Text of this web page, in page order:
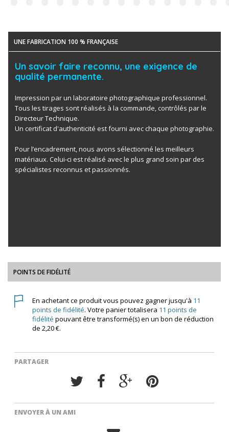
UNE FABRICATION 100 % FRANÇAISE
Un savoir faire reconnu, une exigence de
qualité permanente.
Impression par un laboratoire photographique professionnel.
Tous les tirages sont réalisés à la commande, contrôlés par le
Directeur Technique.
Un certificat d'authenticité est fourni avec chaque photographie.
Pour l’encadrement, nous avons sélectionné les meilleurs
matériaux. Celui-ci est réalisé avec le plus grand soin par des
spécialistes reconnus et passionnés.
POINTS DE FIDÉLITÉ
En achetant ce produit vous pouvez gagner jusqu'à 11
points de fidélité. Votre panier totalisera 11 points de
fidélité pouvant être transformé(s) en un bon de réduction
de 2,20 €.
PARTAGER
ENVOYER À UN AMI